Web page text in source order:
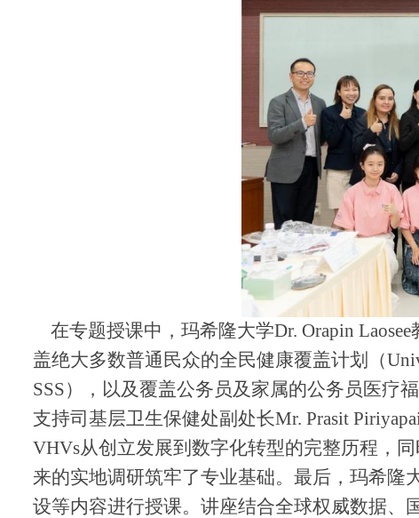
在专题授课中，玛希隆大学Dr. Orapin
盖绝大多数普通民众的全民健康覆盖计划（
SSS），以及覆盖公务员及家属的公务员医疗
支持司 基层卫生保健处副处长Mr. Prasit
VHVs从创立发展到数字化转型的完整历程，
来的实地调研筑牢了专业基础。 最后，玛希隆
设等内容进行授课。讲座结合全球权威数据、